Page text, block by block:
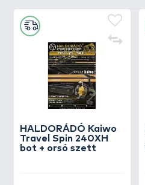
HALDORÁDÓ Kaiwo
Travel Spin 240XH
bot + orsó szett